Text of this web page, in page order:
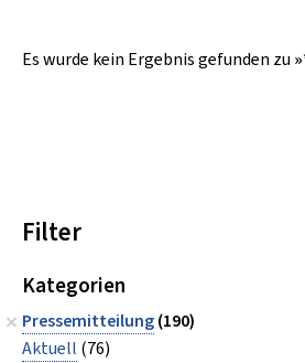
Es wurde kein Ergebnis gefunden zu
Filter
Kategorien
Pressemitteilung(190)
Aktuell (76)